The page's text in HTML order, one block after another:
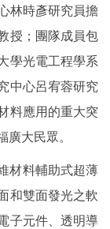
林時彥研究員擔
授；團隊成員包
學光電工程學系
中心呂宥蓉研究
料應用的重大突
大民眾。
材料輔助式超薄
和雙面發光之軟
子元件、透明導